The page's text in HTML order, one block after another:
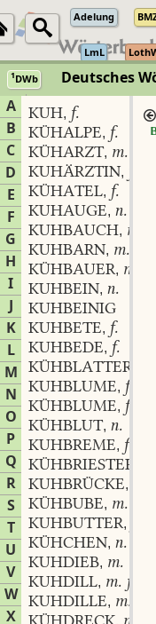
Adelung
LmL
1DWb Deutsches
A
B
C
D
E
F
G
H
I
J
K
L
M
N
O
P
Q
R
S
T
U
V
W
X
KUH, f.
KÜHALPE, f.
KÜHARZT, m.
KUHÄRZTIN,
KÜHATEL, f.
KUHAUGE, n.
KUHBAUCH, m.
KUHBARN, m.
KÜHBAUER, m.
KUHBEIN, n.
KUHBEINIG
KUHBETE, f.
KUHBEDE, f.
KÜHBLATTER
KUHBLUME, f.
KÜHBLUME, f.
KÜHBLUT, n.
KUHBREME, f.
KÜHBRIESTER
KUHBRÜCKE,
KÜHBUBE, m.
KUHBUTTER,
KÜHCHEN, n.
KUHDIEB, m.
KUHDILL, m. f.
KUHDILLE, m. f.
,